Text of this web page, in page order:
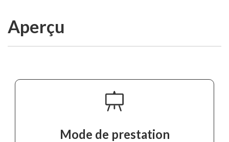
Aperçu
Mode de prestation